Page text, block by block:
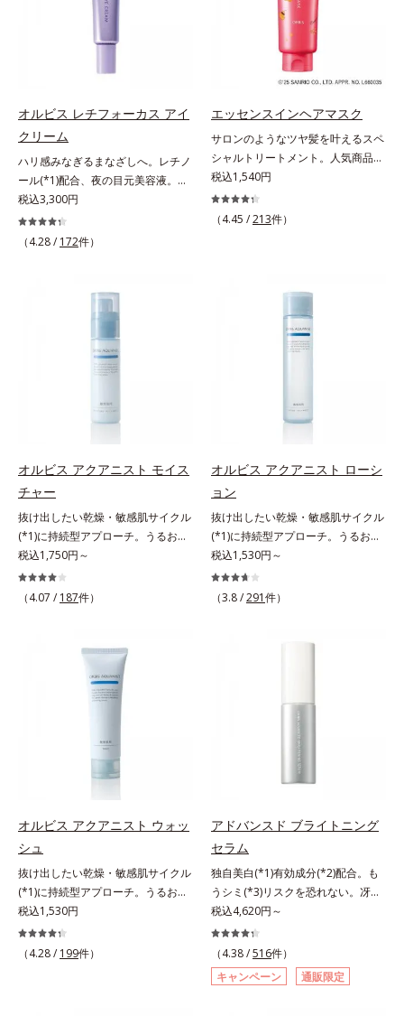
てください。各商品の詳しい情報は
BEAUTY夏祭りは、こちら
いくお悩みを自然に隠しつつも、ま
叶えるのは、微細で均一なカバー粉
にダマ防止の特殊コーティングを施
すことで、カバー粉体は薄く・均一
に凹凸へフィット。毛穴や色ムラを
カバーしながら自然な仕上がりを叶
えます。また、ファンデーションを
つけている間に保湿成分が肌へ浸透
(*2)するスキンコンディショニング
セラム設計(*3)を採用。肌に触れた
うな透明感とツヤを生み出すこと
で、“つるん”とした光のヴェールを
キンフィットカラー成分（酸化チタ
ン、酸化鉄、ステアロイルグルタミ
肌悩みをカバーする粉体*2 角層ま
で*3 肌のキメを整え、粉体を密着
け止め・化粧下地・カラーコントロ
ール・コンシーラー・パウダー・フ
ァンデーションの7役を兼ねる多機
能BB。慌ただしい朝でもパパッと
塗るだけで、厚塗り感のない、自然
なツヤめきのある美肌に整えます。
*1 年齢を重ねた肌*2 オルビス内BB
クリームのカバー力
オルビス レチフォーカス アイ
クリーム
ハリ感みなぎるまなざしへ。レチノ
ール(*1)配合、夜の目元美容液。オ
ルビスの目元技術を結集し、ハリ感
みなぎるまなざしへ。レチノール
(*1)配合の目元美容液です。目元悩
(*2)の2種の成分が深いうるおいを
与え、湧き上がるようなハリ感を呼
り、肌表面にピン！としたハリ感を
与え、さらに疑似セラミド(*3)が角
アの最後にプラスすることで乾燥に
よる小ジワを目立たなくし、ハリ感
チノール配合＝保湿成分*2 パルミ
成分*3 ラウロイルグルタミン酸ジ
（フィトステリル/オクチルドデシ
ル）配合＝保湿成分*4 角層まで
税込3,300円
（4.28 / 172件）
エッセンスインヘアマスク
サロンのようなツヤ髪を叶えるスペ
シャルトリートメント。人気商品
「エッセンスインヘアミルク」と同
じシリーズの、お風呂で美しいツヤ
髪を叶えるスペシャルヘアマスクで
らに毛髪保護成分がダメージを受け
クル表面をリペア。髪の内外にアプ
ローチして、乾燥などの外的刺激か
に適量を髪になじませ、置き時間は
0秒。なじませてすぐに洗い流す手
る、まるでサロン帰りのようなうる
おうツヤ髪を叶えます。*1 毛髪補
修成分（イソステアリン酸、イソス
テアロイル加水分解コラーゲン、イ
ソステアロイル加水分解シルク、ス
フィンゴ糖脂質、トコフェロール、
グリセリン、糖脂質、BG、イソス
テアリン酸、イソステアロイル加水
ル）*2 髪の乾燥、乾燥によるパサ
つき*3 毛髪にうるおい、ハリを与
税込1,540円
（4.45 /213件）
オルビス アクアニスト モイス
チャー
抜け出したい乾燥・敏感肌サイクル
(*1)に持続型アプローチ。うるおい
を追求した敏感肌用保湿スキンケア
(*2)。うるおいを逃し、刺激を受け
やすい角層の“乾燥敏感スランプ
望の敏感肌用保湿スキンケアライン
「オルビス アクアニスト」。乾燥
敏感スランプの原因にアプローチす
る持続型トリプルアミノ酸(*4)を配
異物として排出されにくく、肌にと
どまってうるおいを蓄えてくれま
す。刺激を受けやすくなった角層を
うるおいで満たし、脱・敏感肌を目
指します。無油分・無着色・無香
不使用(*5)・パラベンフリー、6つ
のフリー処方で徹底的に肌に寄り添
います。*1 乾燥と敏感をくり返す
こと*2 敏感肌対象連用テスト済
（すべての方のお肌に合うというこ
とではありません）*3 乾燥して敏
税込1,750円～
（4.07 / 187件）
オルビス アクアニスト ローシ
ョン
抜け出したい乾燥・敏感肌サイクル
(*1)に持続型アプローチ。うるおい
を追求した敏感肌用保湿スキンケア
(*2)。うるおいを逃し、刺激を受け
やすい角層の“乾燥敏感スランプ
る持続型トリプルアミノ酸(*4)を配
合。もともと体内にあるアミノ酸は
異物として排出されにくく、肌にと
どまってうるおいを蓄えてくれま
す。刺激を受けやすくなった角層を
指します。無油分・無着色・無香
不使用(*5)・パラベンフリー、6つ
のフリー処方で徹底的に肌に寄り添
います。*1 乾燥と敏感をくり返す
こと*2 敏感肌対象連用テスト済
（すべての方のお肌に合うというこ
とではありません）*3 乾燥して敏
感に感じやすい状態のこと*4 発酵
税込1,530円～
（3.8 /291件）
オルビス アクアニスト ウォッ
シュ
抜け出したい乾燥・敏感肌サイクル
(*1)に持続型アプローチ。うるおい
を追求した敏感肌用保湿スキンケア
(*2)。うるおいを逃し、刺激を受け
やすい角層の“乾燥敏感スランプ
税込1,530円
（4.28 / 199件）
アドバンスド ブライトニング
セラム
独自美白(*1)有効成分(*2)配合。も
うシミ(*3)リスクを恐れない。冴え
わたる透明美肌(*4)へ。先端肌科学
が導く、透明感あふれる輝き(*4)
へ。今の自分の肌も未来の肌もあき
らめない、自分史上最高の冴えわた
る透明美肌(*4)を目指すには、美肌
税込4,620円～
（4.38 /516件）
キャンペーン
通販限定